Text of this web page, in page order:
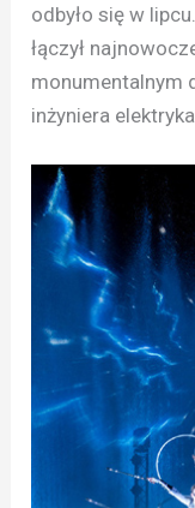
odbyło się w
łączył
monumentalnym
inżyniera